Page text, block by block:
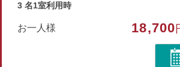
トイレ/禁煙/インターネットができる
3 名1室利用時
お一人様 18,700